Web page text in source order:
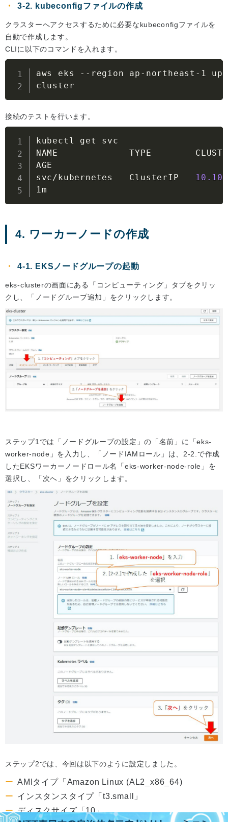
3-2. kubeconfigファイルの作成
クラスターへアクセスするために必要なkubeconfigファイルを
自動で作成します。
CLIに以下のコマンドを入れます。
aws eks --region ap-northeast-1
cluster
接続のテストを行います。
kubectl get svc
NAME             TYPE
AGE
svc/kubernetes   ClusterIP
10.100
1m
4. ワーカーノードの作成
4-1. EKSノードグループの起動
eks-clusterの画面にある「コンピューティング」タブをクリッ
クし、「ノードグループ追加」をクリックします。
ステップ1では「ノードグループの設定」の「名前」に「eks-
worker-node」を入力し、「ノードIAMロール」は、2-2.で作成
したEKSワーカーノードロール名「eks-worker-node-role」を
選択し、「次へ」をクリックします。
ステップ2では、今回は以下のように設定しました。
AMIタイプ「Amazon Linux (AL2_x86_64)
インスタンスタイプ「t3.small」
ディスクサイズ「10」